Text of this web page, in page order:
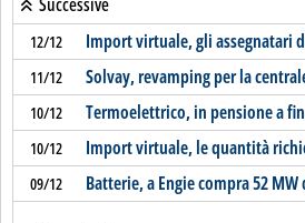
12/12 Import virtuale, gli assegnatari
11/12 Solvay, revamping per la
10/12 Termoelettrico, in pensione a
10/12 Import virtuale, le quantità
09/12 Batterie, a Engie compra 52 MW